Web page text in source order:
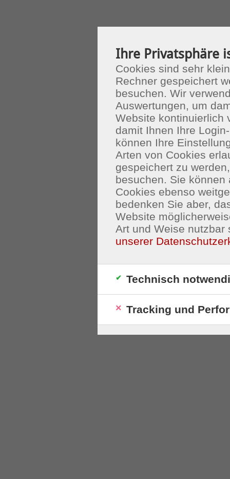
Ihre Privatsphäre
Cookies sind sehr
Rechner gespeichert
besuchen. Wir
Auswertungen, um
Website kontinuierlich
damit Ihnen Ihre
können Ihre
Arten von Cookies
gespeichert zu
besuchen. Sie
Cookies ebenso
bedenken Sie aber,
Website
Art und Weise nutzbar
unserer
Technisch
Tracking und